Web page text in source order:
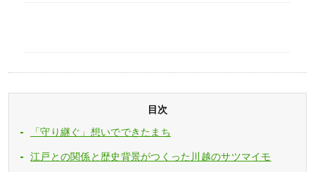
目次
「守り継ぐ」想いでできたまち
江戸との関係と歴史背景がつくった川越のサツマイモ